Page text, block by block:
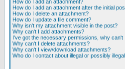
How do I add an attachment?
How do I add an attachment after the initial
How do I delete an attachment?
How do I update a file comment?
Why isn't my attachment visible in the post?
Why can't I add attachments?
I've got the necessary permissions, why can't
Why can't I delete attachments?
Why can't I view/download attachments?
Who do I contact about illegal or possibly